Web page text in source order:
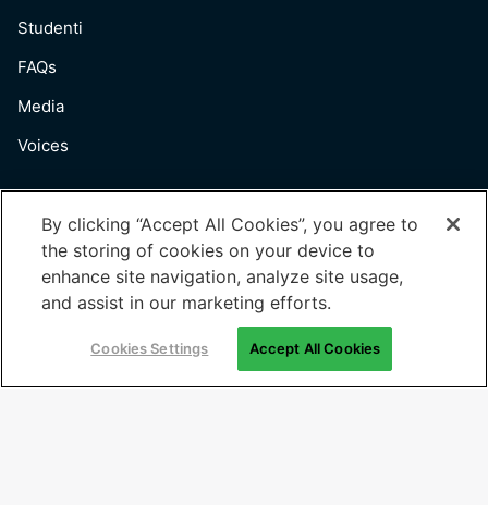
Studenti
FAQs
Media
Voices
Termini d’uso
Privacy
By clicking “Accept All Cookies”, you agree to
the storing of cookies on your device to
enhance site navigation, analyze site usage,
and assist in our marketing efforts.
Cookies Settings Accept All Cookies